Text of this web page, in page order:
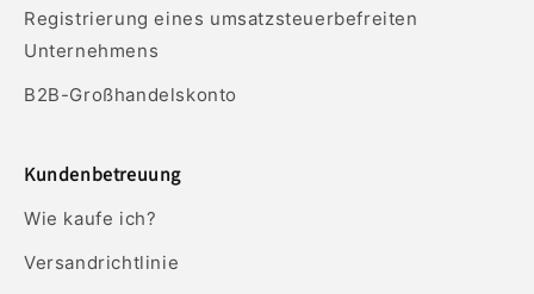
Registrierung eines umsatzsteuerbefreiten
Unternehmens
B2B-Großhandelskonto
Kundenbetreuung
Wie kaufe ich?
Versandrichtlinie